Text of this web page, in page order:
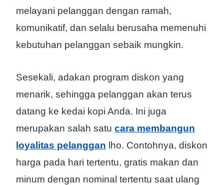
melayani pelanggan dengan ramah,
komunikatif, dan selalu berusaha memenuhi
kebutuhan pelanggan sebaik mungkin.
Sesekali, adakan program diskon yang
menarik, sehingga pelanggan akan terus
datang ke kedai kopi Anda. Ini juga
merupakan salah satu cara membangun
loyalitas pelanggan lho. Contohnya, diskon
harga pada hari tertentu, gratis makan dan
minum dengan nominal tertentu saat ulang